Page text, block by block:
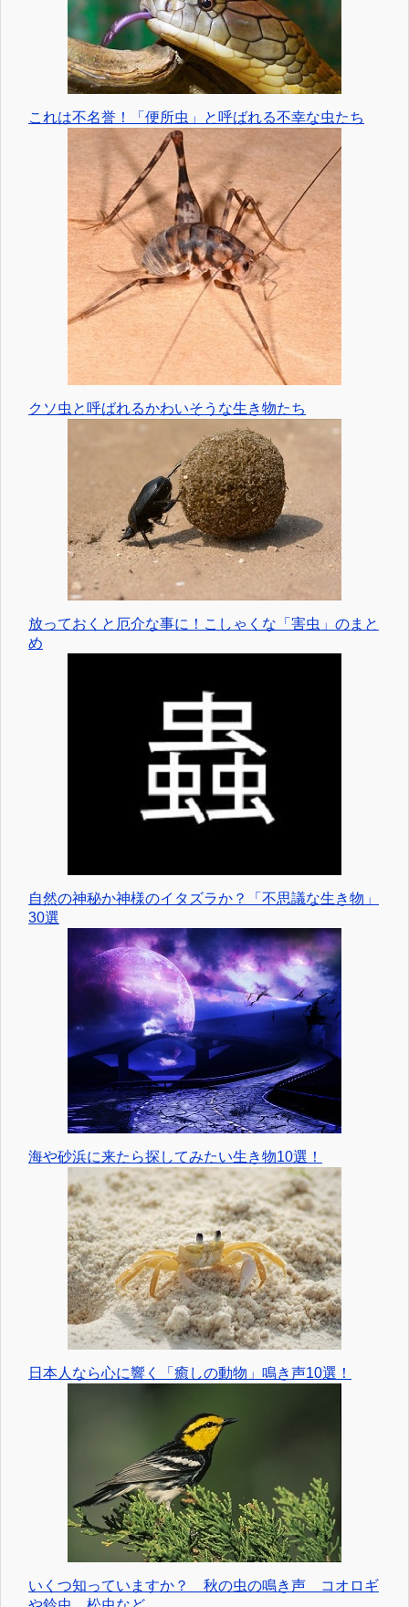
これは不名誉！「便所虫」と呼ばれる不幸な虫たち
クソ虫と呼ばれるかわいそうな生き物たち
放っておくと厄介な事に！こしゃくな「害虫」のまと
め
自然の神秘か神様のイタズラか？「不思議な生き物」
30選
海や砂浜に来たら探してみたい生き物10選！
日本人なら心に響く「癒しの動物」鳴き声10選！
いくつ知っていますか？ 秋の虫の鳴き声 コオロギ